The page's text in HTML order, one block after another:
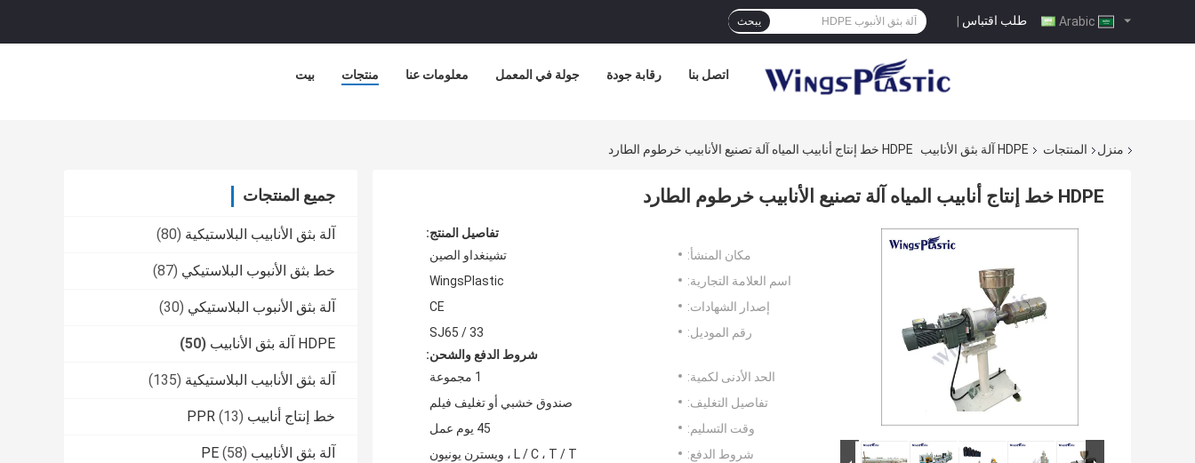
طلب اقتباس | يبحث
بيت منتجات معلومات عنا جولة في المعمل رقابة جودة اتصل بنا
منزل المنتجات HDPE آلة بثق الأنابيب HDPE خط إنتاج أنابيب المياه آلة تصنيع الأنابيب خرطوم الطارد
جميع المنتجات
آلة بثق الأنابيب البلاستيكية (80)
خط بثق الأنبوب البلاستيكي (87)
آلة بثق الأنبوب البلاستيكي (30)
HDPE آلة بثق الأنابيب (50)
آلة بثق الأنابيب البلاستيكية (135)
خط إنتاج أنابيب PPR (13)
آلة بثق الأنابيب PE (58)
HDPE خط إنتاج أنابيب المياه آلة تصنيع الأنابيب خرطوم الطارد
تفاصيل المنتج:
مكان المنشأ:
تشينغداو الصين
اسم العلامة التجارية:
WingsPlastic
إصدار الشهادات:
CE
رقم الموديل:
SJ65 / 33
شروط الدفع والشحن:
الحد الأدنى لكمية:
1 مجموعة
تفاصيل التغليف:
صندوق خشبي أو تغليف فيلم
وقت التسليم:
45 يوم عمل
شروط الدفع:
L / C ، T / T ، ويسترن يونيون